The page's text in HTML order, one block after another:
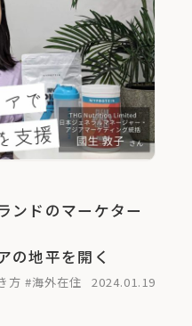
ンドのマーケター
の地平を開く
方 #海外在住 2024.01.19